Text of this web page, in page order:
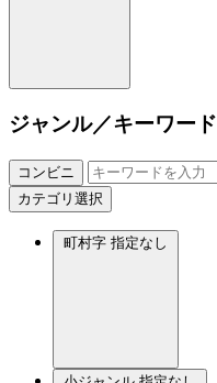
ジャンル／キーワード
コンビニ
カテゴリ選択
町村字 指定なし